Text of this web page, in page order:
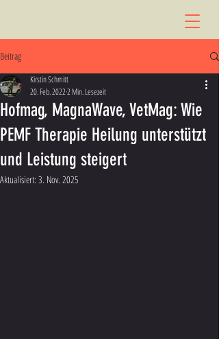
Beitrag
Hofmag, MagnaWave, VetMag: Wie
PEMF Therapie Heilung unterstützt
und Leistung steigert
Kirstin Schmitt
20. Feb. 20222 Min. Lesezeit
Aktualisiert: 3. Nov. 2025